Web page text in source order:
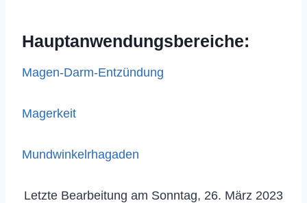
Hauptanwendungsbereiche:
Magen-Darm-Entzündung
Magerkeit
Mundwinkelrhagaden
Letzte Bearbeitung am Sonntag, 26. März 2023